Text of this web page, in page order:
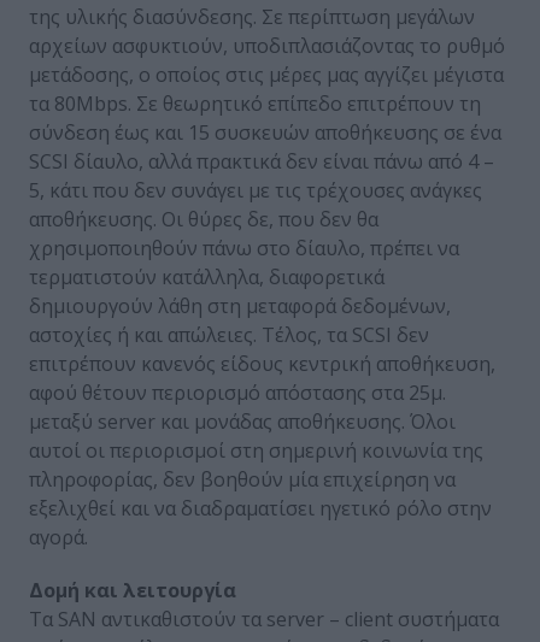
της υλικής διασύνδεσης. Σε περίπτωση μεγάλων
αρχείων ασφυκτιούν, υποδιπλασιάζοντας το ρυθμό
μετάδοσης, ο οποίος στις μέρες μας αγγίζει μέγιστα
τα 80Mbps. Σε θεωρητικό επίπεδο επιτρέπουν τη
σύνδεση έως και 15 συσκευών αποθήκευσης σε ένα
SCSI δίαυλο, αλλά πρακτικά δεν είναι πάνω από 4 –
5, κάτι που δεν συνάγει με τις τρέχουσες ανάγκες
αποθήκευσης. Οι θύρες δε, που δεν θα
χρησιμοποιηθούν πάνω στο δίαυλο, πρέπει να
τερματιστούν κατάλληλα, διαφορετικά
δημιουργούν λάθη στη μεταφορά δεδομένων,
αστοχίες ή και απώλειες. Τέλος, τα SCSI δεν
επιτρέπουν κανενός είδους κεντρική αποθήκευση,
αφού θέτουν περιορισμό απόστασης στα 25μ.
μεταξύ server και μονάδας αποθήκευσης. Όλοι
αυτοί οι περιορισμοί στη σημερινή κοινωνία της
πληροφορίας, δεν βοηθούν μία επιχείρηση να
εξελιχθεί και να διαδραματίσει ηγετικό ρόλο στην
αγορά.
Δομή και λειτουργία
Τα SAN αντικαθιστούν τα server – client συστήματα